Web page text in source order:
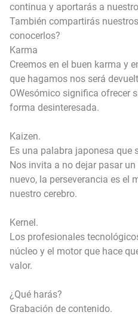
continua y aportarás a
También compartirás
conocerlos?
Karma
Creemos en el buen karma y
que hagamos nos será
OWesómico significa ofrecer
forma desinteresada.
Kaizen.
Es una palabra japonesa que
Nos invita a no dejar pasar
nuevo, la perseverancia es el
nuestro cerebro.
Kernel.
Los profesionales
núcleo y el motor que hace
valor.
¿Qué harás?
Grabación de contenido.